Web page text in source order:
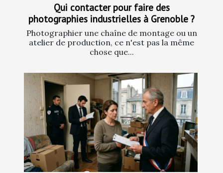
Qui contacter pour faire des
photographies industrielles à Grenoble ?
Photographier une chaîne de montage ou un
atelier de production, ce n'est pas la même
chose que...